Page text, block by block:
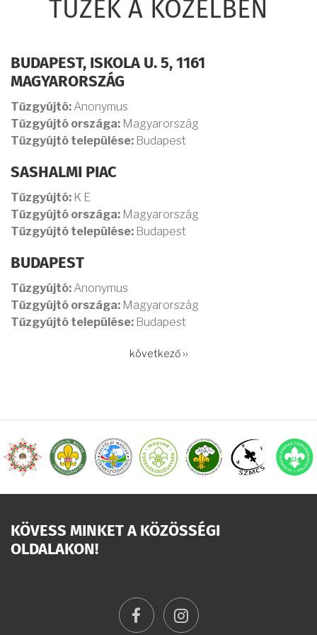
TÜZEK A KÖZELBEN
BUDAPEST, ISKOLA U. 5, 1161
MAGYARORSZÁG
Tűzgyújtó: Anonymus
Tűzgyújtó országa: Magyarország
Tűzgyújtó települése: Budapest
SASHALMI PIAC
Tűzgyújtó: K E
Tűzgyújtó országa: Magyarország
Tűzgyújtó települése: Budapest
BUDAPEST
Tűzgyújtó: Anonymus
Tűzgyújtó országa: Magyarország
Tűzgyújtó települése: Budapest
Következő
következő ››
KÖVESS MINKET A KÖZÖSSÉGI
OLDALAKON!
facebookinstagram